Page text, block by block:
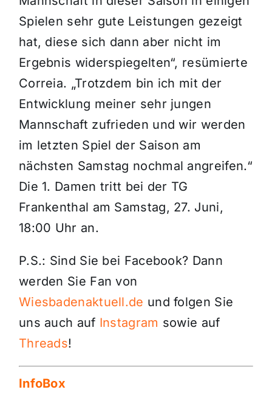
Spielen sehr gute Leistungen gezeigt
hat, diese sich dann aber nicht im
Ergebnis widerspiegelten“, resümierte
Correia. „Trotzdem bin ich mit der
Entwicklung meiner sehr jungen
Mannschaft zufrieden und wir werden
im letzten Spiel der Saison am
nächsten Samstag nochmal angreifen.“
Die 1. Damen tritt bei der TG
Frankenthal am Samstag, 27. Juni,
18:00 Uhr an.
P.S.: Sind Sie bei Facebook? Dann
werden Sie Fan von
Wiesbadenaktuell.de und folgen Sie
uns auch auf Instagram sowie auf
Threads!
InfoBox